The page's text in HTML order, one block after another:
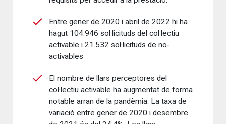
Entre gener de 2020 i abril de 2022 hi ha
hagut 104.946 sol·licituds del col·lectiu
activable i 21.532 sol·licituds de no-
activables
El nombre de llars perceptores del
col·lectiu activable ha augmentat de forma
notable arran de la pandèmia. La taxa de
variació entre gener de 2020 i desembre